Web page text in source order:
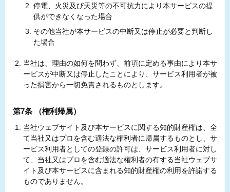
停電、火災及び天災等の不可抗力により本サービスの提
供ができなくなった場合
その他当社が本サービスの中断又は停止が必要と判断し
た場合
当社は、理由の如何を問わず、前項に定める事由により本サ
ービスが中断又は停止したことにより、サービス利用者が被
った損害から一切免責されるものとします。
第7条 （権利帰属）
当社ウェブサイト及び本サービスに関する知的財産権は、全
て当社又はプロを含む適法な権利者に帰属するものとし、サ
ービス利用者としての登録の許可は、サービス利用者に対し
て、当社又はプロを含む適法な権利者の有する当社ウェブサ
イト及び本サービスに含まれる知的財産権の利用を許諾する
ものでありません。